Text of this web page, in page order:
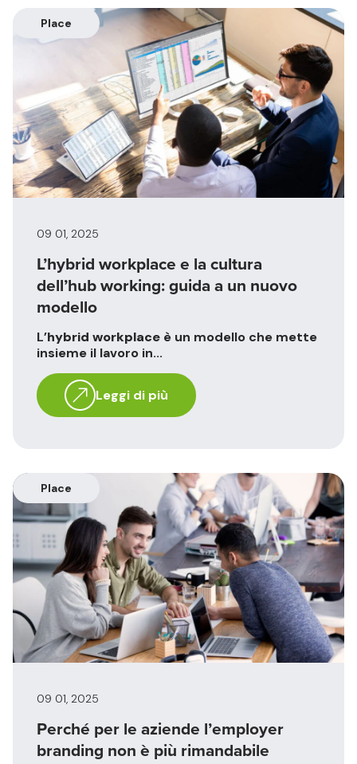
Place
09 01, 2025
L’hybrid workplace e la cultura
dell’hub working: guida a un nuovo
modello
L’hybrid workplace è un modello che mette
insieme il lavoro in...
Leggi di più
Place
09 01, 2025
Perché per le aziende l’employer
branding non è più rimandabile